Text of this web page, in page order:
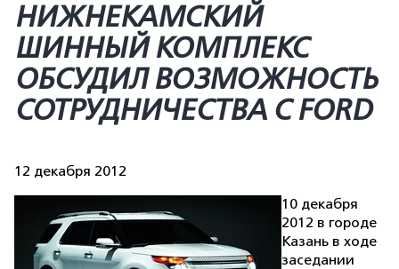
НИЖНЕКАМСКИЙ
ШИННЫЙ КОМПЛЕКС
ОБСУДИЛ ВОЗМОЖНОСТЬ
СОТРУДНИЧЕСТВА С FORD
12 декабря 2012
10 декабря
2012 в городе
Казань в ходе
заседании